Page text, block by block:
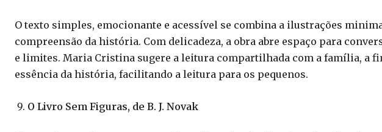
O texto simples, emocionante e acessível se combina a ilustrações
compreensão da história. Com delicadeza, a obra abre espaço para
e limites. Maria Cristina sugere a leitura compartilhada com a família, a
essência da história, facilitando a leitura para os pequenos.
O Livro Sem Figuras, de B. J. Novak